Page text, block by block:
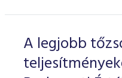
A legjobb